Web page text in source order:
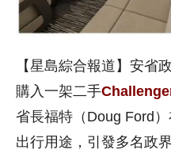
【星島綜合報道】安省
購入一架二手
省長福特（Doug Ford
出行用途，引發多名政